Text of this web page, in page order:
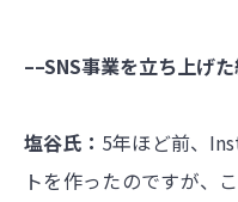
––SNS事業を立ち上げ
塩谷氏： 5年ほど前、
トを作ったのですが、